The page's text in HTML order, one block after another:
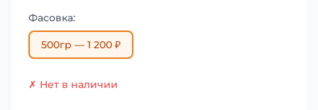
Фасовка:
500гр — 1 200 ₽
✗ Нет в наличии